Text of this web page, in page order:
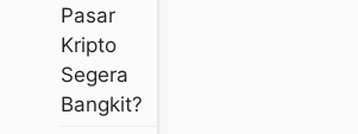
Pasar
Kripto
Segera
Bangkit?